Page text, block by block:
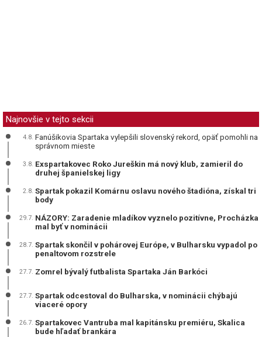
Najnovšie v tejto sekcii
4.8. Fanúšikovia Spartaka vylepšili slovenský rekord, opäť pomohli na
správnom mieste
3.8. Exspartakovec Roko Jureškin má nový klub, zamieril do
druhej španielskej ligy
2.8. Spartak pokazil Komárnu oslavu nového štadióna, získal tri
body
29.7. NÁZORY: Zaradenie mladíkov vyznelo pozitívne, Procházka
mal byť v nominácii
28.7. Spartak skončil v pohárovej Európe, v Bulharsku vypadol po
penaltovom rozstrele
27.7. Zomrel bývalý futbalista Spartaka Ján Barkóci
27.7. Spartak odcestoval do Bulharska, v nominácii chýbajú
viaceré opory
26.7. Spartakovec Vantruba mal kapitánsku premiéru, Skalica
bude hľadať brankára